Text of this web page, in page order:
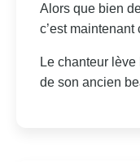
Alors que bien
c’est maintenant
Le chanteur
de son ancien